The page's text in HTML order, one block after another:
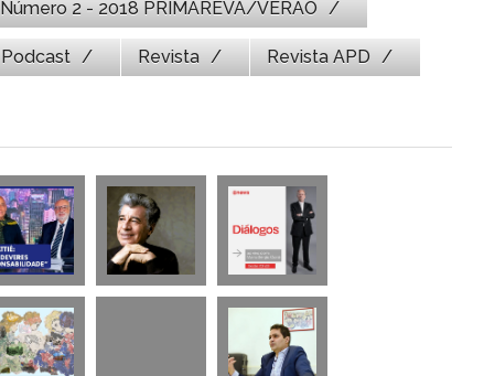
Número 2 - 2018 PRIMAREVA/VERÃO
Podcast Revista Revista APD